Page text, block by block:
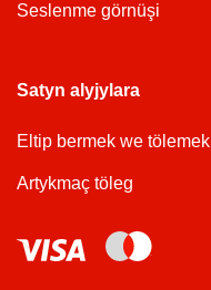
Seslenme görnüşi
Satyn alyjylara
Eltip bermek we tölemek
Artykmaç töleg